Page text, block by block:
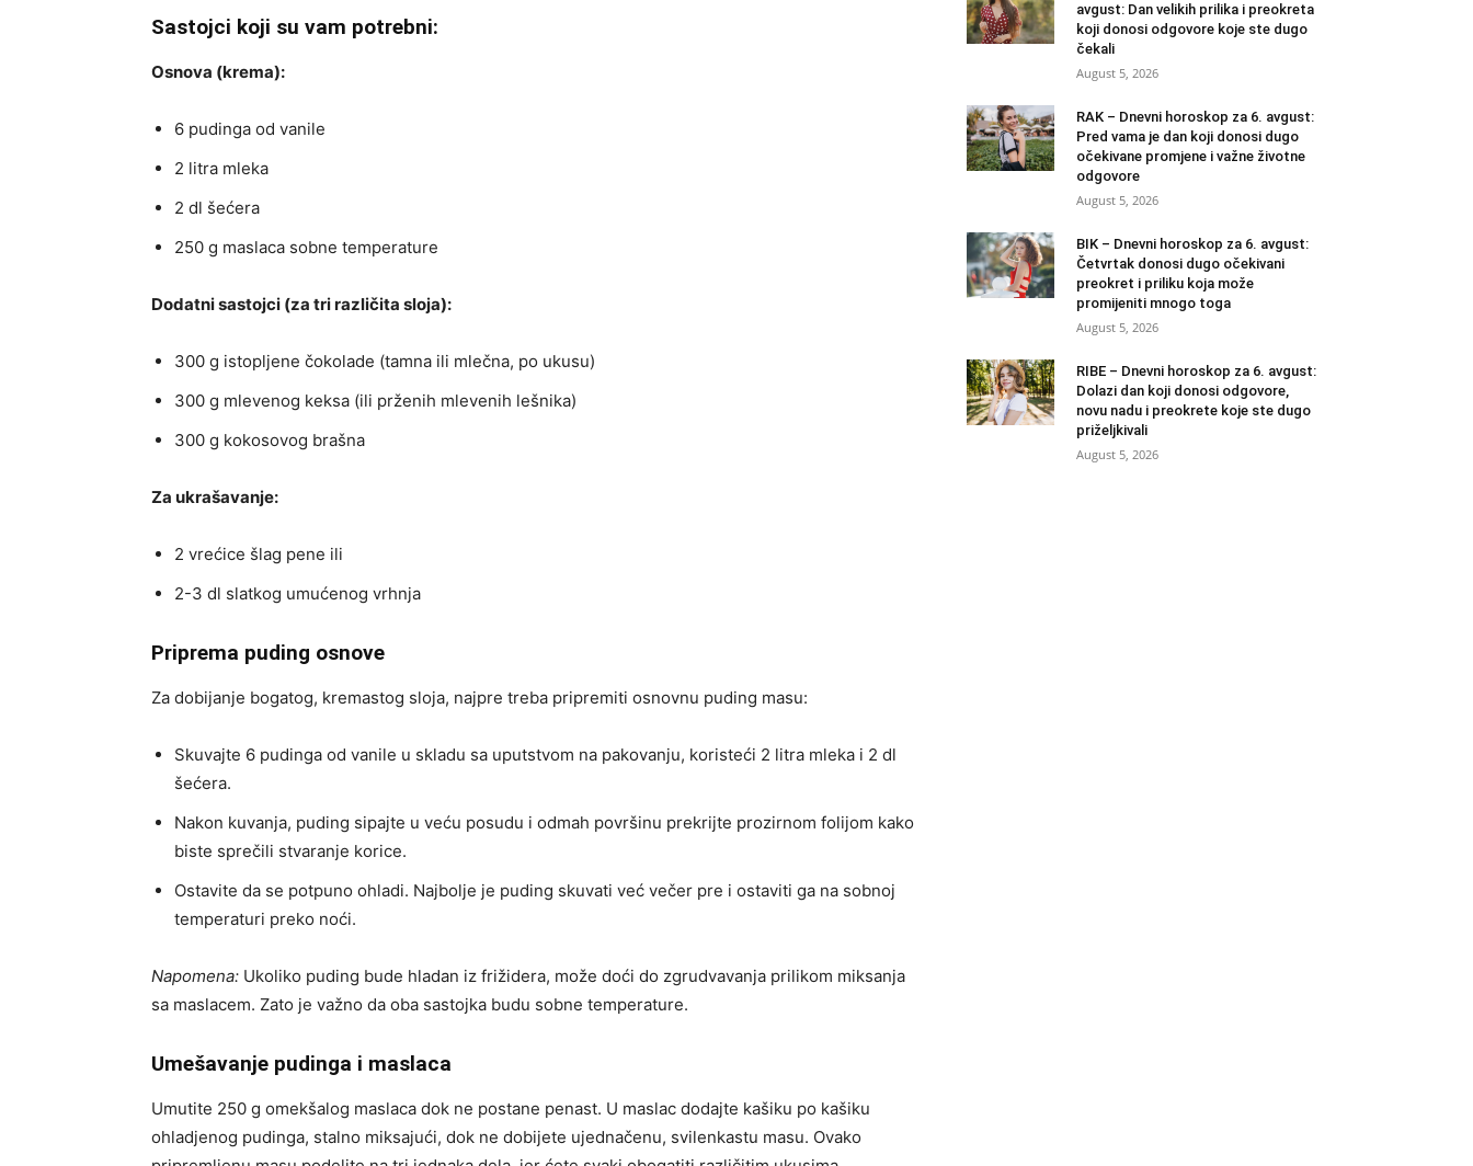
Sastojci koji su vam potrebni:
Osnova (krema):
6 pudinga od vanile
2 litra mleka
2 dl šećera
250 g maslaca sobne temperature
Dodatni sastojci (za tri različita sloja):
300 g istopljene čokolade (tamna ili mlečna, po ukusu)
300 g mlevenog keksa (ili prženih mlevenih lešnika)
300 g kokosovog brašna
Za ukrašavanje:
2 vrećice šlag pene ili
2-3 dl slatkog umućenog vrhnja
Priprema puding osnove
Za dobijanje bogatog, kremastog sloja, najpre treba pripremiti osnovnu puding masu:
Skuvajte 6 pudinga od vanile u skladu sa uputstvom na pakovanju, koristeći 2 litra mleka i 2 dl
šećera.
Nakon kuvanja, puding sipajte u veću posudu i odmah površinu prekrijte prozirnom folijom kako
biste sprečili stvaranje korice.
Ostavite da se potpuno ohladi. Najbolje je puding skuvati već večer pre i ostaviti ga na sobnoj
temperaturi preko noći.
Napomena: Ukoliko puding bude hladan iz frižidera, može doći do zgrudvavanja prilikom miksanja
sa maslacem. Zato je važno da oba sastojka budu sobne temperature.
Umešavanje pudinga i maslaca
Umutite 250 g omekšalog maslaca dok ne postane penast. U maslac dodajte kašiku po kašiku
ohladjenog pudinga, stalno miksajući, dok ne dobijete ujednačenu, svilenkastu masu. Ovako
avgust: Dan velikih prilika i preokreta
koji donosi odgovore koje ste dugo
čekali
August 5, 2026
RAK – Dnevni horoskop za 6. avgust:
Pred vama je dan koji donosi dugo
očekivane promjene i važne životne
odgovore
August 5, 2026
BIK – Dnevni horoskop za 6. avgust:
Četvrtak donosi dugo očekivani
preokret i priliku koja može
promijeniti mnogo toga
August 5, 2026
RIBE – Dnevni horoskop za 6. avgust:
Dolazi dan koji donosi odgovore,
novu nadu i preokrete koje ste dugo
priželjkivali
August 5, 2026